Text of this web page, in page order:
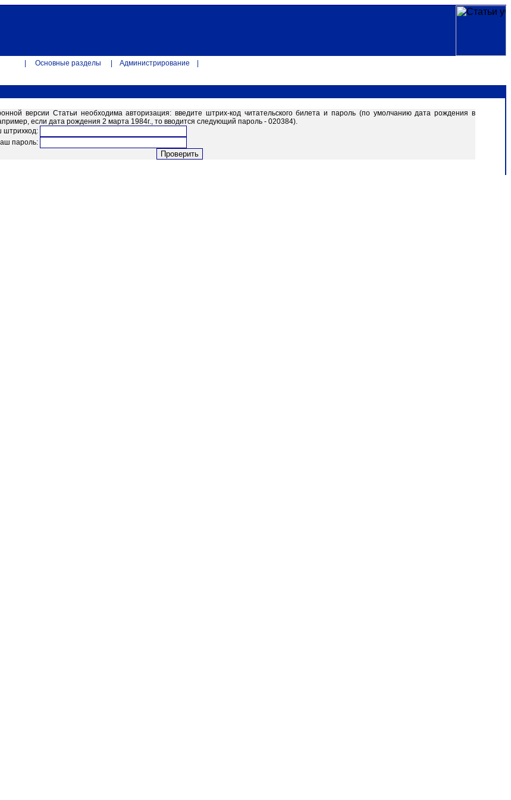
Основные разделы Администрирование
версии Статьи необходима авторизация: введите штрих-код читательского билета и пароль (по умолчанию дата рождения в
если дата рождения 2 марта 1984г., то вводится следующий пароль - 020384).
штрихкод:
пароль: